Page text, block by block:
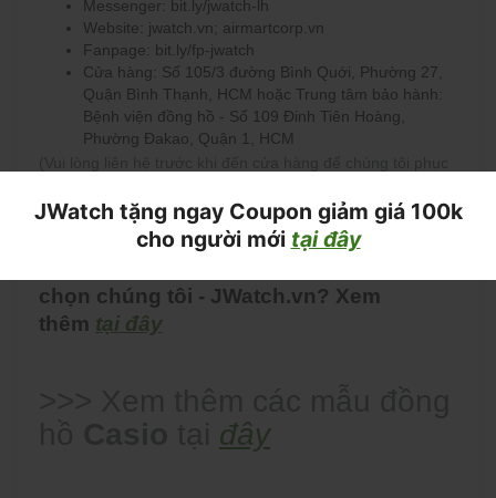
Messenger: bit.ly/jwatch-lh
Website: jwatch.vn; airmartcorp.vn
Fanpage: bit.ly/fp-jwatch
Cửa hàng: Số 105/3 đường Bình Quới, Phường 27,
Quận Bình Thạnh, HCM hoặc Trung tâm bảo hành:
Bệnh viện đồng hồ - Số 109 Đinh Tiên Hoàng,
Phường Đakao, Quận 1, HCM
chọn chúng tôi - JWatch.vn? Xem
thêm tại đây
đây
JWatch tặng ngay Coupon giảm giá 100k
cho người mới tại đây